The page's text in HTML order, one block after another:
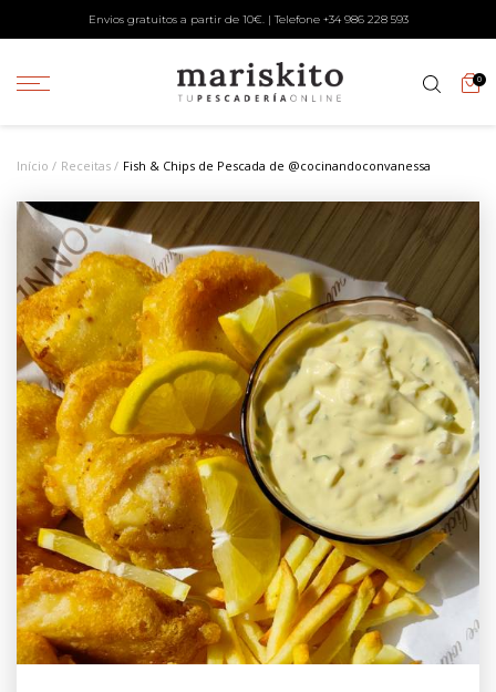
Envios gratuitos a partir de 10€. | Telefone +34 986 228 593
0
Início Receitas Fish & Chips de Pescada de @cocinandoconvanessa